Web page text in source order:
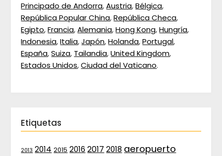
Principado de Andorra,Austria,Bélgica,
República Popular China,República Checa,
Egipto,Francia,Alemania,Hong Kong,Hungría,
Indonesia,Italia,Japón,Holanda,Portugal,
España,Suiza, Tailandia,United Kingdom,
Estados Unidos,Ciudad del Vaticano.
Etiquetas
2013 2014 2015 2016 2017 2018 aeropuerto